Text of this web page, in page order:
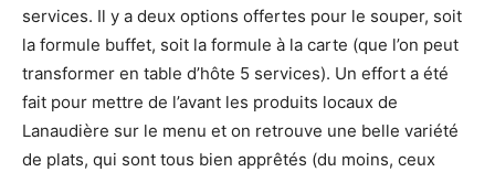
services. Il y a deux options offertes pour le souper, soit
la formule buffet, soit la formule à la carte (que l’on peut
transformer en table d’hôte 5 services). Un effort a été
fait pour mettre de l’avant les produits locaux de
Lanaudière sur le menu et on retrouve une belle variété
de plats, qui sont tous bien apprêtés (du moins, ceux